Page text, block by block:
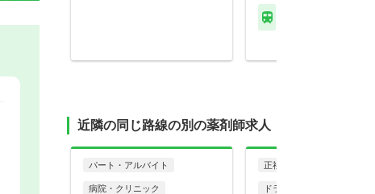
近隣の同じ路線の別の薬剤師求人
パート・アルバイト
病院・クリニック
正社員
ドラッグストア（調剤併設